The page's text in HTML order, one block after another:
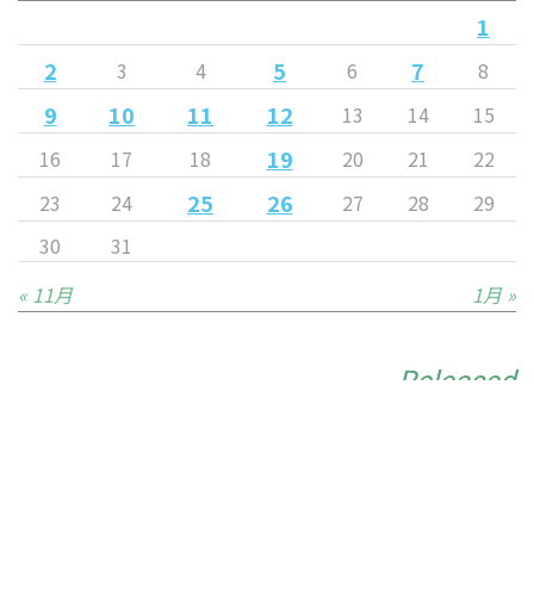
1
2
3 4 5 6 7 8
9 10 11 12 13 14
15
16
17 18 19 20 21
22
23
24 25 26 27 28
29
30
31
« 11月
1月 »
Released